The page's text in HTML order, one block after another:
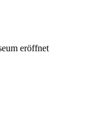
eröffnet